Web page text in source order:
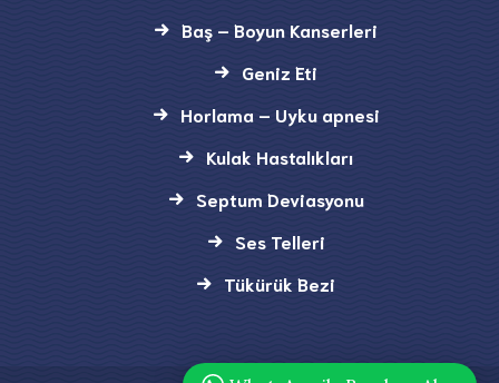
Baş – Boyun Kanserleri
Geniz Eti
Horlama – Uyku apnesi
Kulak Hastalıkları
Septum Deviasyonu
Ses Telleri
Tükürük Bezi